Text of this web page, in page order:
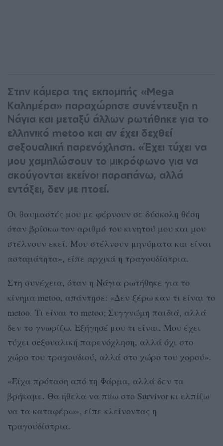
Στην κάμερα της εκπομπής «Mega
Καλημέρα» παραχώρησε συνέντευξη η
Νάγια και μεταξύ άλλων ρωτήθηκε για το
ελληνικό metoo και αν έχει δεχθεί
σeξουαλική παρενόχληση. «Έχει τύχει να
μου χαμηλώσουν το μικρόφωνο για να
ακούγονται εκείνοι παραπάνω, αλλά
εντάξει, δεν με πτοεί.
Οι θαυμαστές μου με φέρνουν σε δύσκολη θέση
όταν βρίσκω τον αριθμό του κινητού μου και μου
στέλνουν εκεί. Μου στέλνουν μηνύματα και είναι
ασταμάτητα», είπε αρχικά η τραγουδίστρια.
Στη συνέχεια, όταν η Νάγια ρωτήθηκε για το
κίνημα metoo, απάντησε: «Δεν ξέρω καν τι είναι το
metoo. Τι είναι το metoo; Συγγνώμη παιδιά, αλλά
δεν το γνωρίζω. Εξήγησέ μου τι είναι. Μου έχει
τύχει σeξουαλική παρενόχληση, αλλά όχι στο
χώρο του τραγουδιού, αλλά στο χώρο του χορού».
«Είχα πρόταση από τη Φάρμα, αλλά δεν τα
βρήκαμε. Θα ήθελα να πάω στο Survivor κι ελπίζω
να τα καταφέρω», είπε κλείνοντας η
τραγουδίστρια.